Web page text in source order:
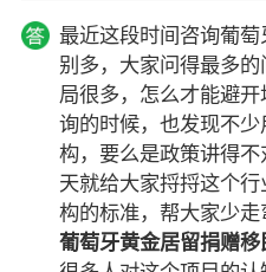
最近这段时间咨询葡
别多，大家问得最多
局很多，怎么才能避
询的时候，也发现不
构，要么是政策讲得
天就给大家捋捋这个
构的标准，帮大家少走
葡萄牙黄金居留捐赠